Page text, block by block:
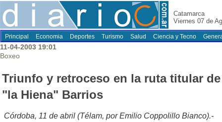
Catamarca
Viernes 07 de
Principal Economia Deportes Turismo Salud Ciencia y Tecno
11-04-2003 19:01
Boxeo
Triunfo y retroceso en la ruta titular de
"la Hiena" Barrios
Córdoba, 11 de abril (Télam, por Emilio Coppolillo Bianco).-